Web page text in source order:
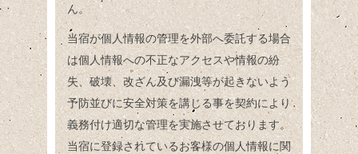
ん。
当宿が個人情報の管理を外部へ委託する場合
は個人情報への不正なアクセスや情報の紛
失、破壊、改ざん及び漏洩等が起きないよう
予防並びに安全対策を講じる事を契約により
義務付け適切な管理を実施させております。
当宿に登録されているお客様の個人情報に関